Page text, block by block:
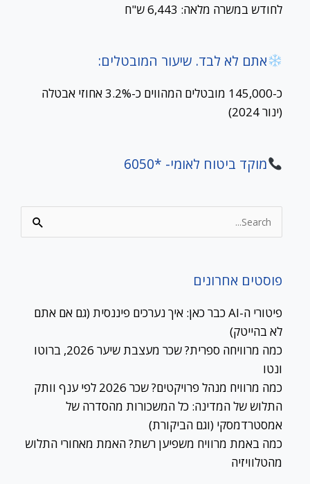
לחודש במשרה מלאה: 6,443 ש"ח
אתם לא לבד. שיעור המובטלים:
כ-145,000 מובטלים המהווים כ-3.2% אחוזי אבטלה
(ינור 2024)
מוקד ביטוח לאומי- *6050
Search
for:
פוסטים אחרונים
פיטורי ה-AI כבר כאן: איך נערכים פיננסית (גם אם אתם
לא בהייטק)
כמה מרוויחה ספרית? שכר מעצבת שיער 2026, ברוטו
ונטו
כמה מרוויח מנהל פרויקטים? שכר 2026 לפי ענף וותק
התלוש של המדינה: כל המשכורות מהסדרה של
אמסטרדמסקי (וגם הביקורת)
כמה באמת מרוויח משפיען רשת? האמת מאחורי התלוש
מהטלוויזיה